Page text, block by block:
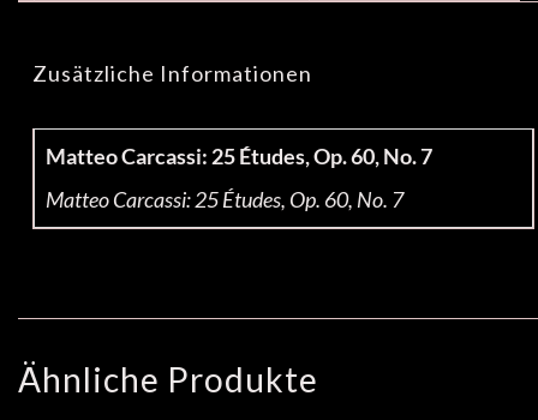
Zusätzliche Informationen
Matteo Carcassi: 25 Études, Op. 60, No. 7
Matteo Carcassi: 25 Études, Op. 60, No. 7
Ähnliche Produkte